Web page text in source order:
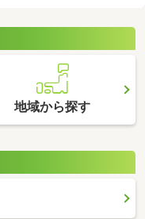
けてくださいね。
地域から探す